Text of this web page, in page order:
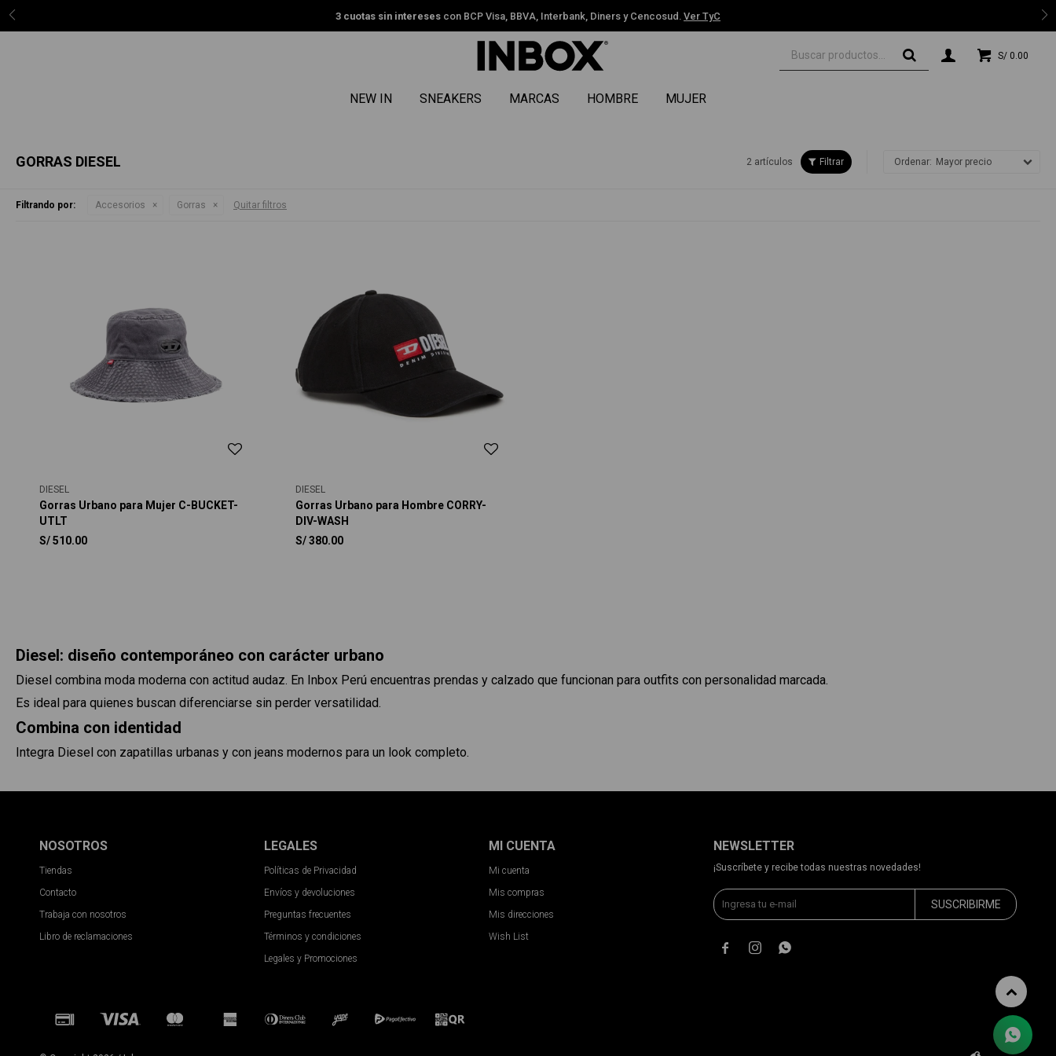
3 cuotas sin intereses con BCP Visa, BBVA, Interbank, Diners y Cencosud. Ver TyC
NEW IN SNEAKERS MARCAS HOMBRE MUJER
S/ 0.00
GORRAS DIESEL 2 artículos Mayor precio
Filtrando por: Accesorios Gorras Quitar filtros
DIESEL
Gorras Urbano para Mujer C-BUCKET-
UTLT
S/510.00
DIESEL
Gorras Urbano para Hombre CORRY-
DIV-WASH
S/380.00
Diesel: diseño contemporáneo con carácter urbano
Diesel combina moda moderna con actitud audaz. En Inbox Perú encuentras prendas y calzado que funcionan para outfits con personalidad marcada.
Es ideal para quienes buscan diferenciarse sin perder versatilidad.
Combina con identidad
Integra Diesel con zapatillas urbanas y con jeans modernos para un look completo.
NOSOTROS
Tiendas
Contacto
Trabaja con nosotros
Libro de reclamaciones
LEGALES
Políticas de Privacidad
Envíos y devoluciones
Preguntas frecuentes
Términos y condiciones
Legales y Promociones
MI CUENTA
Mi cuenta
Mis compras
Mis direcciones
Wish List
NEWSLETTER
¡Suscríbete y recibe todas nuestras novedades!
SUSCRIBIRME
  